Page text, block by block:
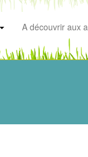
A découvrir aux